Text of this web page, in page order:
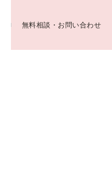
無料相談・お問い合わせ